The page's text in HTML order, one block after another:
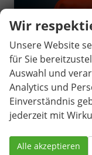
VZ5 2.5 TSI 7-
unverbindliche
Wir
Unsere Website
für Sie
Auswahl und
Analytics und
Einverständnis
jederzeit mit
Alle akzeptieren